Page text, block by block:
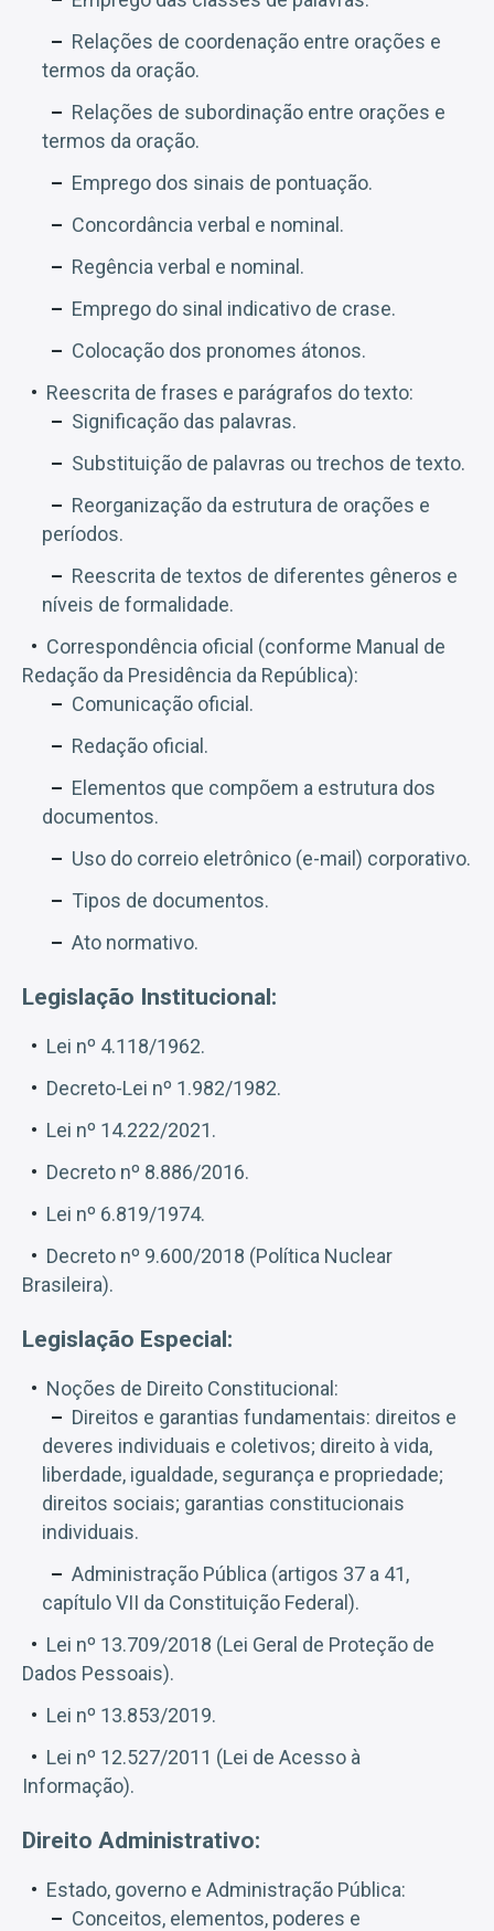
Relações de coordenação entre orações e
termos da oração.
Relações de subordinação entre orações e
termos da oração.
Emprego dos sinais de pontuação.
Concordância verbal e nominal.
Regência verbal e nominal.
Emprego do sinal indicativo de crase.
Colocação dos pronomes átonos.
Reescrita de frases e parágrafos do texto:
Significação das palavras.
Substituição de palavras ou trechos de texto.
Reorganização da estrutura de orações e
períodos.
Reescrita de textos de diferentes gêneros e
níveis de formalidade.
Correspondência oficial (conforme Manual de
Redação da Presidência da República):
Comunicação oficial.
Redação oficial.
Elementos que compõem a estrutura dos
documentos.
Uso do correio eletrônico (e-mail) corporativo.
Tipos de documentos.
Ato normativo.
Legislação Institucional:
Lei nº 4.118/1962.
Decreto-Lei nº 1.982/1982.
Lei nº 14.222/2021.
Decreto nº 8.886/2016.
Lei nº 6.819/1974.
Decreto nº 9.600/2018 (Política Nuclear
Brasileira).
Legislação Especial:
Noções de Direito Constitucional:
Direitos e garantias fundamentais: direitos e
deveres individuais e coletivos; direito à vida,
liberdade, igualdade, segurança e propriedade;
direitos sociais; garantias constitucionais
individuais.
Administração Pública (artigos 37 a 41,
capítulo VII da Constituição Federal).
Lei nº 13.709/2018 (Lei Geral de Proteção de
Dados Pessoais).
Lei nº 13.853/2019.
Lei nº 12.527/2011 (Lei de Acesso à
Informação).
Direito Administrativo:
Estado, governo e Administração Pública:
Conceitos, elementos, poderes e